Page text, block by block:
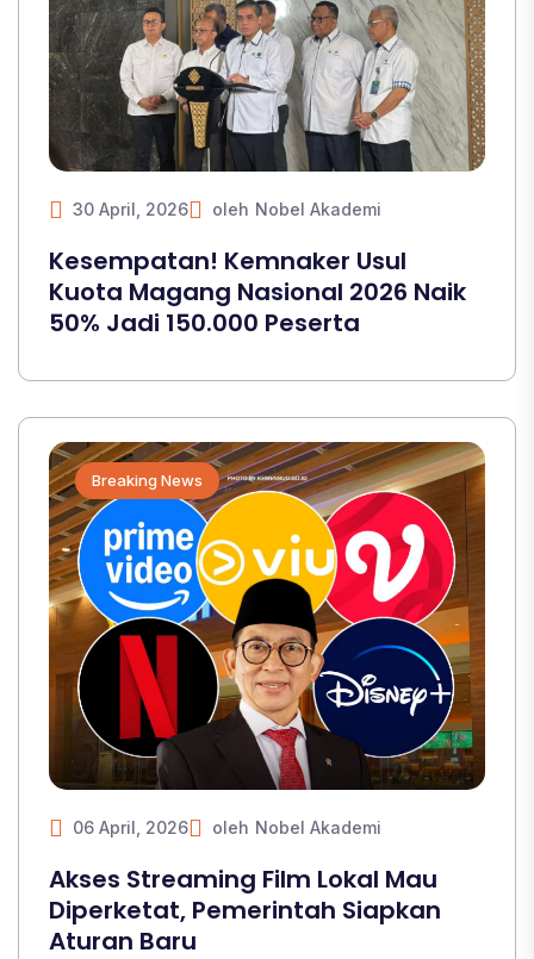
30 April, 2026 oleh Nobel Akademi
Kesempatan! Kemnaker Usul
Kuota Magang Nasional 2026 Naik
50% Jadi 150.000 Peserta
Breaking News
06 April, 2026 oleh Nobel Akademi
Akses Streaming Film Lokal Mau
Diperketat, Pemerintah Siapkan
Aturan Baru